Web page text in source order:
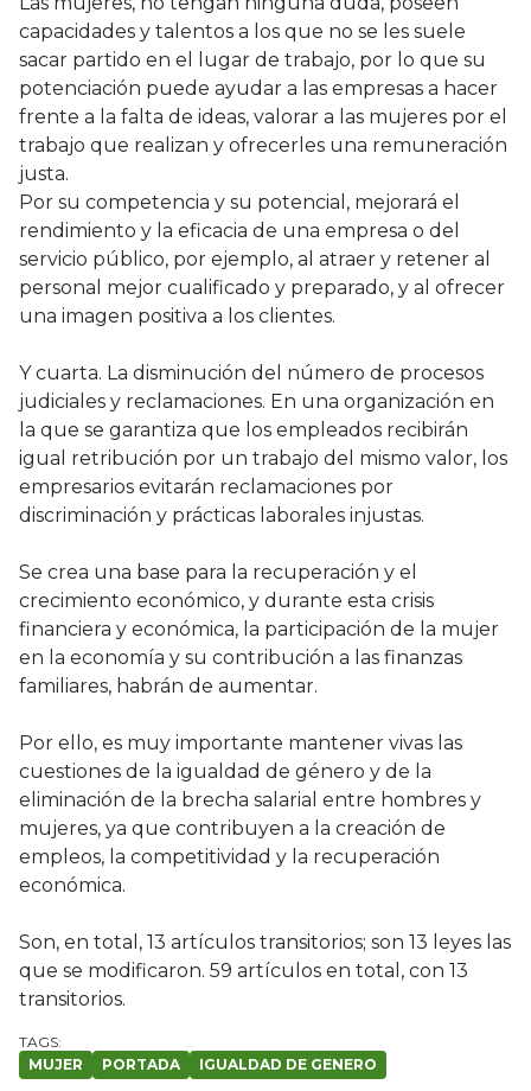
capacidades y talentos a los que no se les suele
sacar partido en el lugar de trabajo, por lo que su
potenciación puede ayudar a las empresas a hacer
frente a la falta de ideas, valorar a las mujeres por el
trabajo que realizan y ofrecerles una remuneración
justa.
Por su competencia y su potencial, mejorará el
rendimiento y la eficacia de una empresa o del
servicio público, por ejemplo, al atraer y retener al
personal mejor cualificado y preparado, y al ofrecer
una imagen positiva a los clientes.
Y cuarta. La disminución del número de procesos
judiciales y reclamaciones. En una organización en
la que se garantiza que los empleados recibirán
igual retribución por un trabajo del mismo valor, los
empresarios evitarán reclamaciones por
discriminación y prácticas laborales injustas.
Se crea una base para la recuperación y el
crecimiento económico, y durante esta crisis
financiera y económica, la participación de la mujer
en la economía y su contribución a las finanzas
familiares, habrán de aumentar.
Por ello, es muy importante mantener vivas las
cuestiones de la igualdad de género y de la
eliminación de la brecha salarial entre hombres y
mujeres, ya que contribuyen a la creación de
empleos, la competitividad y la recuperación
económica.
Son, en total, 13 artículos transitorios; son 13 leyes las
que se modificaron. 59 artículos en total, con 13
transitorios.
MUJER PORTADA IGUALDAD DE GENERO